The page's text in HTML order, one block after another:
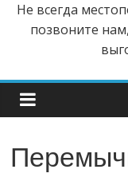
Не всегда
позвоните